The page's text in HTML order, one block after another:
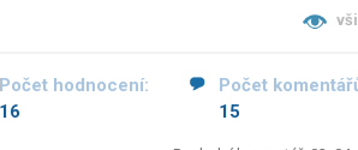
Počet hodnocení:
16
Počet
15